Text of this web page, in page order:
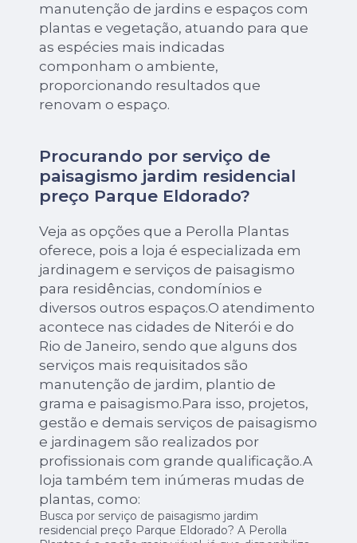
manutenção de jardins e espaços com
plantas e vegetação, atuando para que
as espécies mais indicadas
componham o ambiente,
proporcionando resultados que
renovam o espaço.
Procurando por serviço de
paisagismo jardim residencial
preço Parque Eldorado?
Veja as opções que a Perolla Plantas
oferece, pois a loja é especializada em
jardinagem e serviços de paisagismo
para residências, condomínios e
diversos outros espaços.O atendimento
acontece nas cidades de Niterói e do
Rio de Janeiro, sendo que alguns dos
serviços mais requisitados são
manutenção de jardim, plantio de
grama e paisagismo.Para isso, projetos,
gestão e demais serviços de paisagismo
e jardinagem são realizados por
profissionais com grande qualificação.A
loja também tem inúmeras mudas de
plantas, como:
Busca por serviço de paisagismo jardim
residencial preço Parque Eldorado? A Perolla